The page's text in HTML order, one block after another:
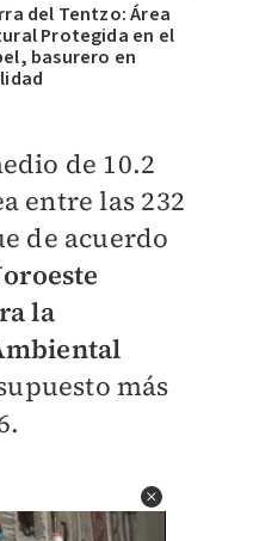
del Tentzo: Área
Protegida en el
basurero en
de 10.2
entre las 232
de acuerdo
la
más